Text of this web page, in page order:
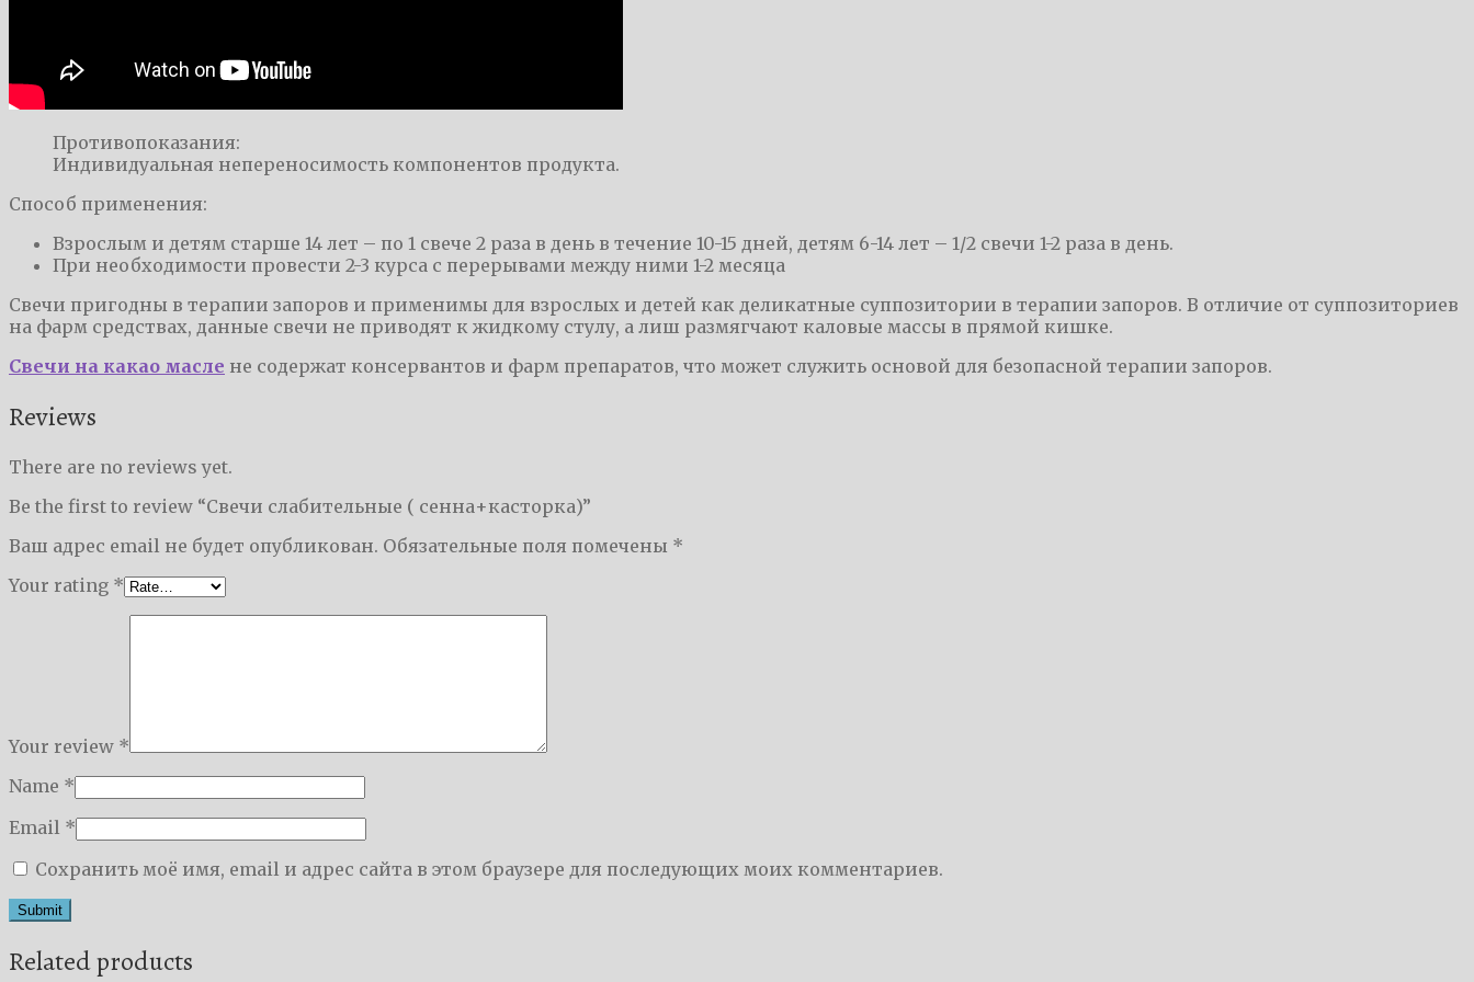
Противопоказания:
Индивидуальная непереносимость компонентов продукта.
Способ применения:
Взрослым и детям старше 14 лет – по 1 свече 2 раза в день в течение 10-15 дней, детям 6-14 лет – 1/2 свечи 1-2 раза в день.
При необходимости провести 2-3 курса с перерывами между ними 1-2 месяца
Свечи пригодны в терапии запоров и применимы для взрослых и детей как деликатные суппозитории в терапии запоров. В отличие от суппозиториев
на фарм средствах, данные свечи не приводят к жидкому стулу, а лиш размягчают каловые массы в прямой кишке.
Свечи на какао масле не содержат консервантов и фарм препаратов, что может служить основой для безопасной терапии запоров.
Reviews
There are no reviews yet.
Be the first to review “Свечи слабительные ( сенна+касторка)”
Ваш адрес email не будет опубликован. Обязательные поля помечены *
Your rating *
Your review *
Name *
Email *
Сохранить моё имя, email и адрес сайта в этом браузере для последующих моих комментариев.
Related products